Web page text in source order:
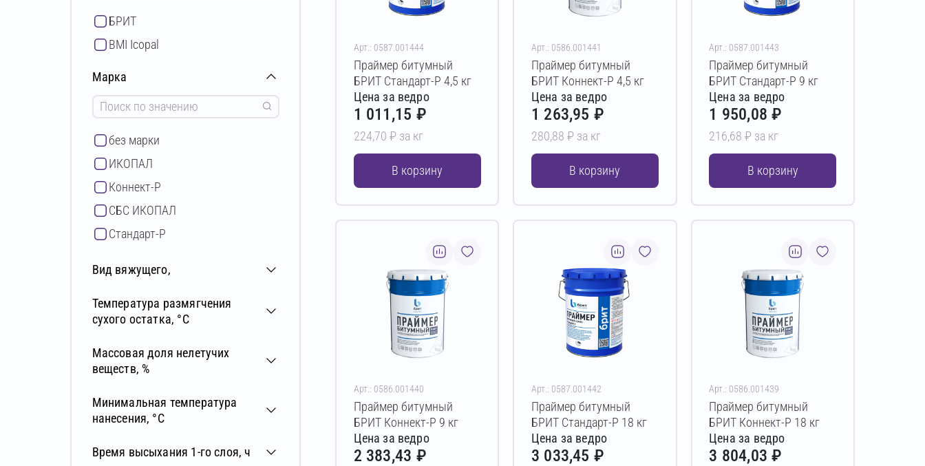
БРИТ
BMI Icopal
Марка
без марки
ИКОПАЛ
Коннект-Р
СБС ИКОПАЛ
Стандарт-Р
Вид вяжущего,
Температура размягчения
сухого остатка, °С
Массовая доля нелетучих
веществ, %
Минимальная температура
нанесения, °С
Время высыхания 1-го слоя, ч
Арт.: 0587.001444
Праймер битумный
БРИТ Стандарт-Р 4,5 кг
Цена за ведро
1 011,15 ₽
224,70 ₽ за кг
В корзину
Арт.: 0586.001441
Праймер битумный
БРИТ Коннект-Р 4,5 кг
Цена за ведро
1 263,95 ₽
280,88 ₽ за кг
В корзину
Арт.: 0587.001443
Праймер битумный
БРИТ Стандарт-Р 9 кг
Цена за ведро
1 950,08 ₽
216,68 ₽ за кг
В корзину
Арт.: 0586.001440
Праймер битумный
БРИТ Коннект-Р 9 кг
Цена за ведро
2 383,43 ₽
Арт.: 0587.001442
Праймер битумный
БРИТ Стандарт-Р 18 кг
Цена за ведро
3 033,45 ₽
Арт.: 0586.001439
Праймер битумный
БРИТ Коннект-Р 18 кг
Цена за ведро
3 804,03 ₽